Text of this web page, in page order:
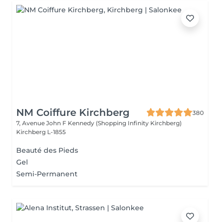
NM Coiffure Kirchberg
380
7, Avenue John F Kennedy (Shopping Infinity Kirchberg)
Kirchberg L-1855
Beauté des Pieds
Gel
Semi-Permanent